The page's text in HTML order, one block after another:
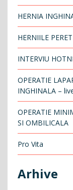
HERNIA
HERNIILE
INTERVIU
OPERATIE
INGHINALA –
OPERATIE
SI OMBILICALA
Pro Vita
Arhive